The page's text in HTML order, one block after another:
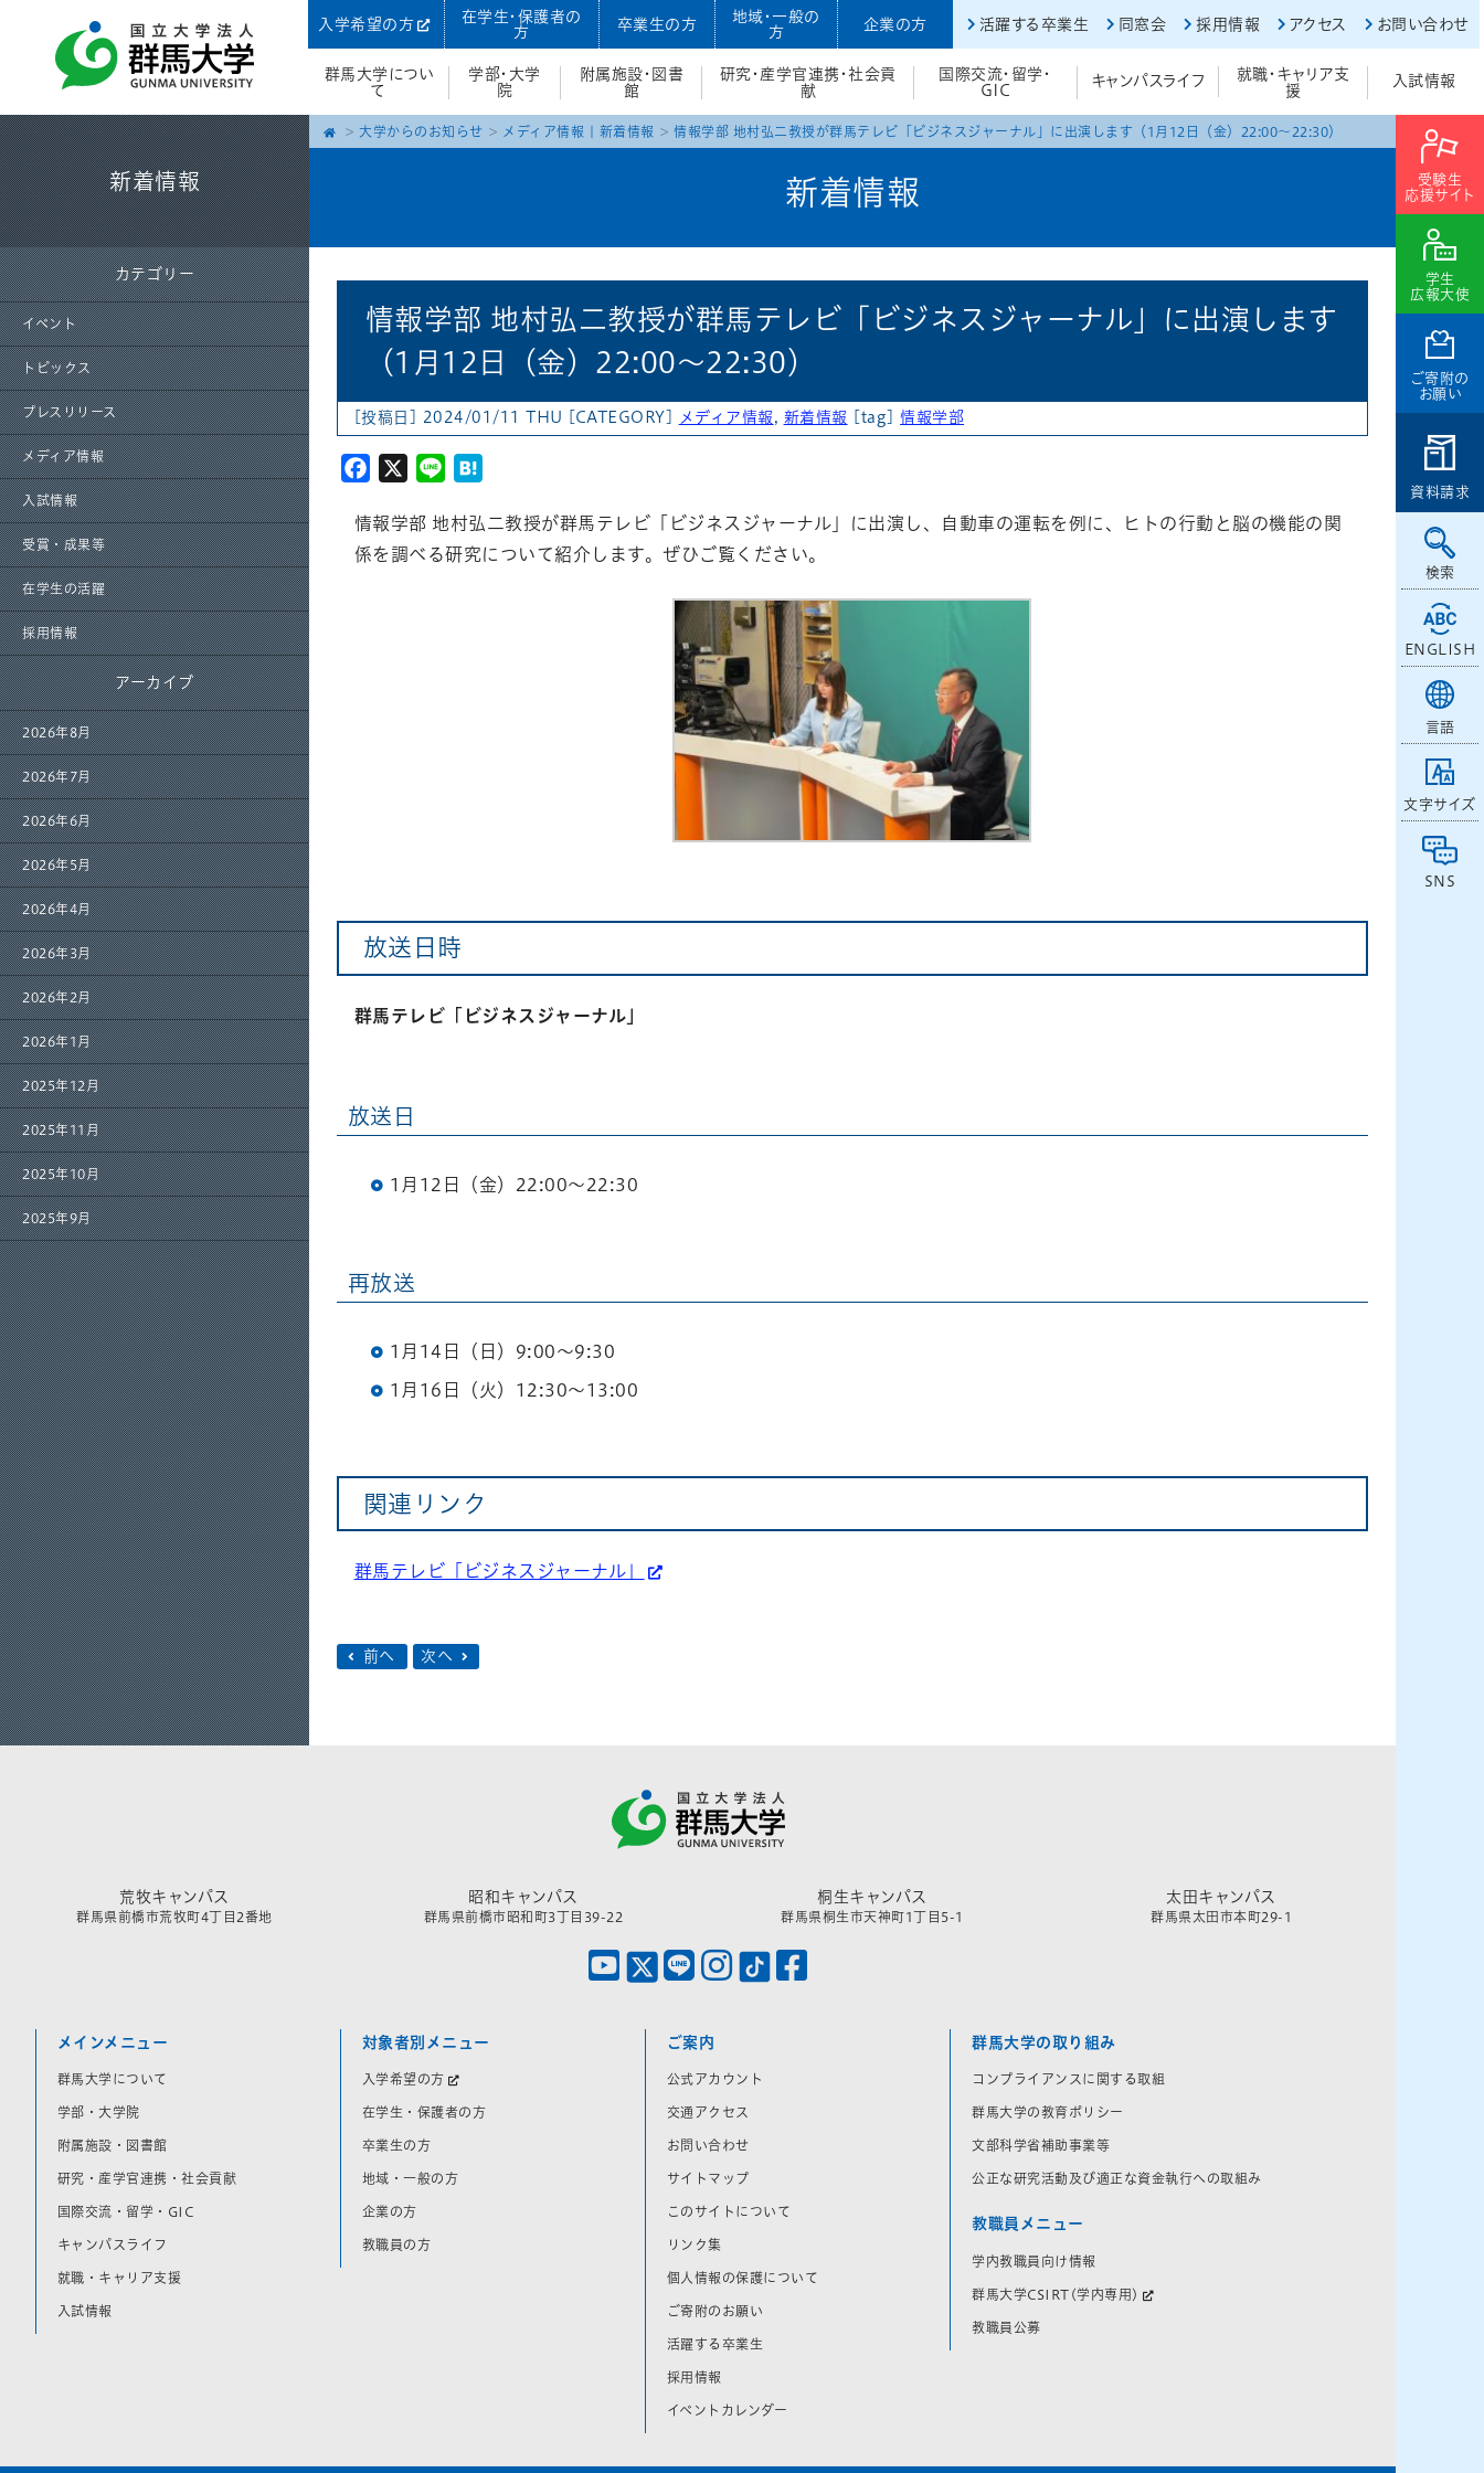
入学希望の方
在学生・保護者の
方
卒業生の方
地域・一般の
方
企業の方 活躍する卒業生 同窓会 採用情報 アクセス お問い合わせ
群馬大学につい
て
学部・大学
院
附属施設・図書
館
研究・産学官連携・社会貢
献
国際交流・留学・
GIC
キャンパスライフ
就職・キャリア支
援
入試情報
受験生
応援サイト
学生
広報大使
ご寄附の
お願い
資料請求
検索
ENGLISH
言語
文字サイズ
SNS
新着情報
カテゴリー
イベント
トピックス
プレスリリース
メディア情報
入試情報
受賞・成果等
在学生の活躍
採用情報
アーカイブ
2026年8月
2026年7月
2026年6月
2026年5月
2026年4月
2026年3月
2026年2月
2026年1月
2025年12月
2025年11月
2025年10月
2025年9月
大学からのお知らせ メディア情報 新着情報 情報学部 地村弘二教授が群馬テレビ「ビジネスジャーナル」に出演します（1月12日（金）22:00～22:30）
新着情報
情報学部 地村弘二教授が群馬テレビ「ビジネスジャーナル」に出演します
（1月12日（金）22:00～22:30）
[投稿日] 2024/01/11 THU [CATEGORY] メディア情報 , 新着情報 [tag]情報学部
Facebook
X Line
情報学部 地村弘二教授が群馬テレビ「ビジネスジャーナル」に出演し、自動車の運転を例に、ヒトの行動と脳の機能の関
係を調べる研究について紹介します。ぜひご覧ください。
放送日時
群馬テレビ「ビジネスジャーナル」
放送日
1月12日（金）22:00～22:30
再放送
1月14日（日）9:00～9:30
1月16日（火）12:30～13:00
関連リンク
群馬テレビ「ビジネスジャーナル」
前へ 次へ
荒牧キャンパス
群馬県前橋市荒牧町4丁目2番地
昭和キャンパス
群馬県前橋市昭和町3丁目39-22
桐生キャンパス
群馬県桐生市天神町1丁目5-1
太田キャンパス
群馬県太田市本町29-1
メインメニュー
群馬大学について
学部・大学院
附属施設・図書館
研究・産学官連携・社会貢献
国際交流・留学・GIC
キャンパスライフ
就職・キャリア支援
入試情報
対象者別メニュー
入学希望の方
在学生・保護者の方
卒業生の方
地域・一般の方
企業の方
教職員の方
ご案内
公式アカウント
交通アクセス
お問い合わせ
サイトマップ
このサイトについて
リンク集
個人情報の保護について
ご寄附のお願い
活躍する卒業生
採用情報
イベントカレンダー
群馬大学の取り組み
コンプライアンスに関する取組
群馬大学の教育ポリシー
文部科学省補助事業等
公正な研究活動及び適正な資金執行への取組み
教職員メニュー
学内教職員向け情報
群馬大学CSIRT(学内専用)
教職員公募